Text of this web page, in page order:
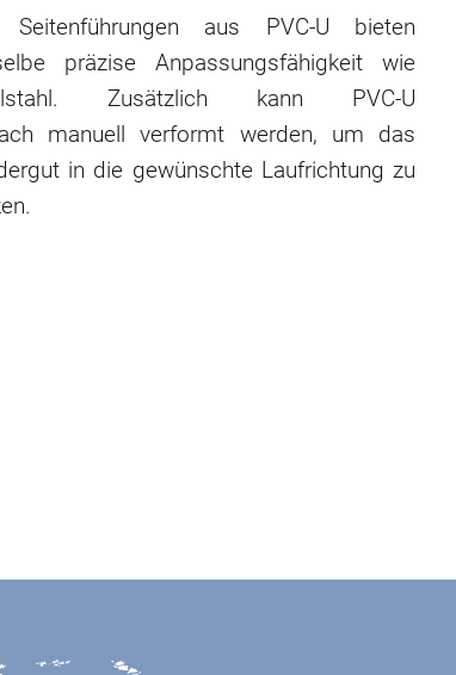
Seitenführungen aus PVC-U bieten
präzise Anpassungsfähigkeit wie
Zusätzlich kann PVC-U
manuell verformt werden, um das
in die gewünschte Laufrichtung zu